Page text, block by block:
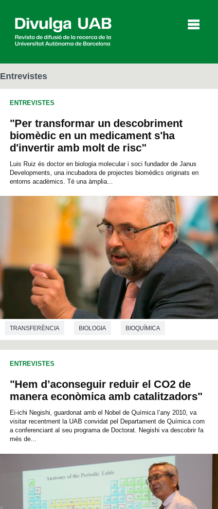
Articles
Agenda
English Español
CERCAR
Entrevistes
ENTREVISTES
"Per transformar un descobriment
biomèdic en un medicament s'ha
d'invertir amb molt de risc"
Luis Ruiz és doctor en biologia molecular i soci fundador de Janus
Developments, una incubadora de projectes biomèdics originats en
entorns acadèmics. Té una àmplia...
TRANSFERÈNCIA BIOLOGIA BIOQUÍMICA
BIOTECNOLOGIA
ENTREVISTES
"Hem d’aconseguir reduir el CO2 de
manera econòmica amb catalitzadors"
Ei-ichi Negishi, guardonat amb el Nobel de Química l’any 2010, va
visitar recentment la UAB convidat pel Departament de Química com
a conferenciant al seu programa de Doctorat. Negishi va descobrir fa
més de...